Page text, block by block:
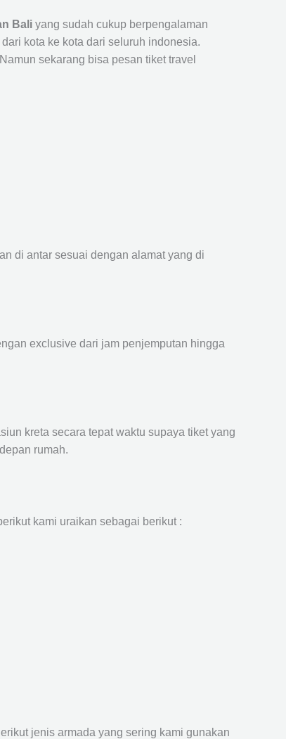
Bali yang sudah cukup berpengalaman
kota ke kota dari seluruh indonesia.
sekarang bisa pesan tiket travel
di antar sesuai dengan alamat yang di
exclusive dari jam penjemputan hingga
kreta secara tepat waktu supaya tiket yang
rumah.
kami uraikan sebagai berikut :
jenis armada yang sering kami gunakan